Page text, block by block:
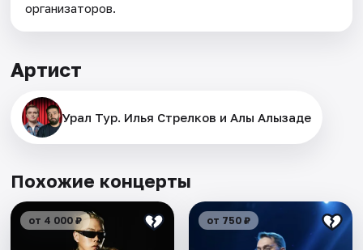
организаторов.
Артист
Урал Тур. Илья Стрелков и Алы Алызаде
Похожие концерты
от 4 000 ₽ от 750 ₽